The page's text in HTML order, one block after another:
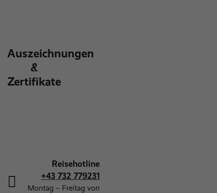
Auszeichnungen
&
Zertifikate
Reisehotline
+43 732 779231
Montag – Freitag von